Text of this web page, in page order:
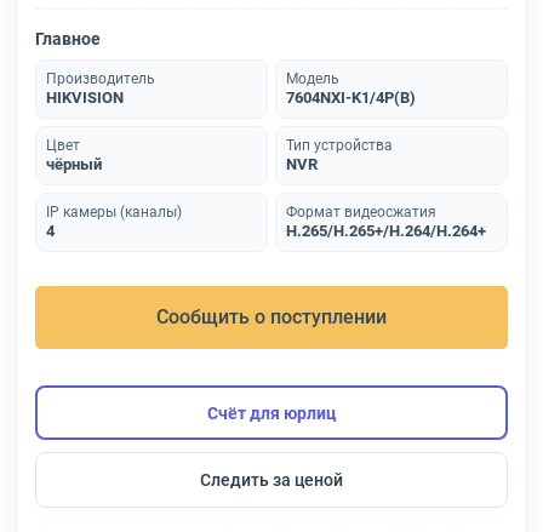
Главное
Производитель
HIKVISION
Модель
7604NXI-K1/4P(B)
Цвет
чёрный
Тип устройства
NVR
IP камеры (каналы)
4
Формат видеосжатия
H.265/H.265+/H.264/H.264+
Сообщить о поступлении
Счёт для юрлиц
Следить за ценой